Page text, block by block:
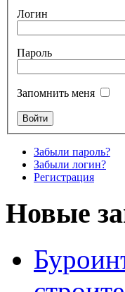
Логин
Пароль
Запомнить меня
Забыли пароль?
Забыли логин?
Регистрация
Новые